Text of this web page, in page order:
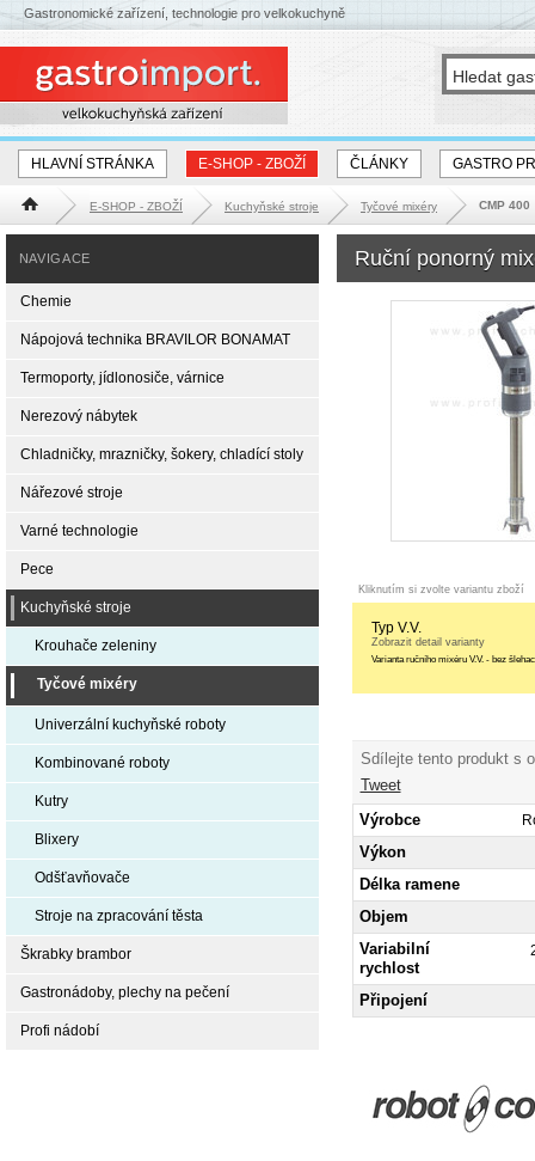
HLAVNÍ STRÁNKA E-SHOP - ZBOŽÍ ČLÁNKY GASTRO
Hlavní stránka E-SHOP - ZBOŽÍ Kuchyňské stroje Tyčové mixéry CMP 400
Ruční ponorný
Kliknutím si zvolte variantu zboží
Typ V.V.
Zobrazit detail varianty
Varianta ručního mixéru V.V. - bez
Sdílejte tento produkt s
Tweet
Výrobce
Výkon
Délka ramene
Objem
Variabilní
rychlost
Připojení
NAVIGACE
Chemie
Nápojová technika BRAVILOR BONAMAT
Termoporty, jídlonosiče, várnice
Nerezový nábytek
Chladničky, mrazničky, šokery, chladící stoly
Nářezové stroje
Varné technologie
Pece
Kuchyňské stroje
Krouhače zeleniny
Tyčové mixéry
Univerzální kuchyňské roboty
Kombinované roboty
Kutry
Blixery
Odšťavňovače
Stroje na zpracování těsta
Škrabky brambor
Gastronádoby, plechy na pečení
Profi nádobí
Gastronomické zařízení, technologie pro velkokuchyně